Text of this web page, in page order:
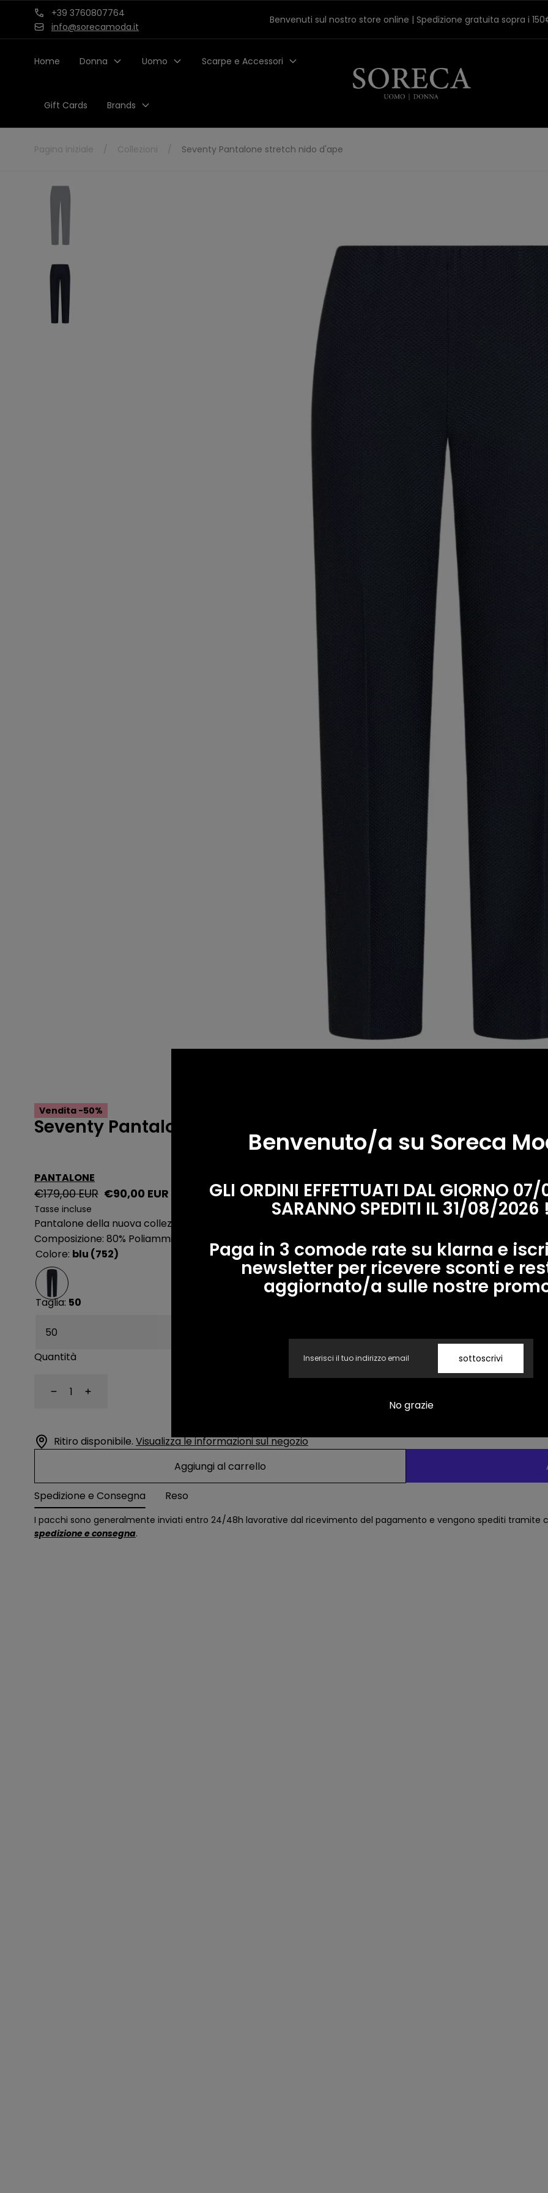
Salta al
contenuto
+39 3760807764
info@sorecamoda.it
Benvenuti sul nostro store online | Spedizione gratuita sopra i
Home Donna Uomo Scarpe e Accessori
Gift Cards Brands
Benvenuto/a su Soreca
GLI ORDINI EFFETTUATI DAL GIORNO
SARANNO SPEDITI IL 31/08/2026 !
Paga in 3 comode rate su klarna e
newsletter per ricevere sconti e
aggiornato/a sulle nostre
sottoscrivi
No grazie
Pagina iniziale / Collezioni / Seventy Pantalone stretch nido d'ape
Vendita -50%
Seventy Pantalone stretch nido d'ape
PANTALONE
Prezzo
regolare
€179,00 EUR Prezzo
vendita
€90,00 EUR
Tasse incluse
Pantalone della nuova collezione Seventy spring summer 2025 realizzato in in tessuto tecnico bistretch
Composizione: 80% Poliammide 20% Elastam.
Colore: blu (752)
Taglia: 50
Quantità
DiminuireAumento
Ritiro disponibile. Visualizza le informazioni sul negozio
Aggiungi al carrello
Spedizione e Consegna Reso
I pacchi sono generalmente inviati entro 24/48h lavorative dal ricevimento del pagamento e vengono spediti tramite
spedizione e consegna.